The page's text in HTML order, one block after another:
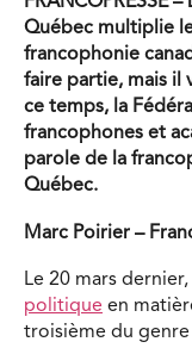
Québec multiplie
francophonie
faire partie, mais il
ce temps, la
francophones et
parole de la
Québec.
Marc Poirier –
Le 20 mars
politique en
troisième du genre